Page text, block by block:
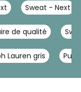
Sweat - Next
de qualité
Lauren gris Pull